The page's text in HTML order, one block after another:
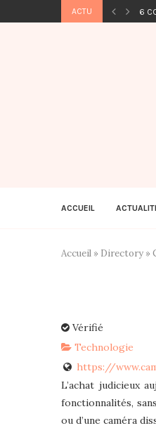
ACTU 6
ACCUEIL
Accueil » Directory »
Vérifié
Technologie
https://
L’achat judicieux
fonctionnalités,
ou d’une caméra